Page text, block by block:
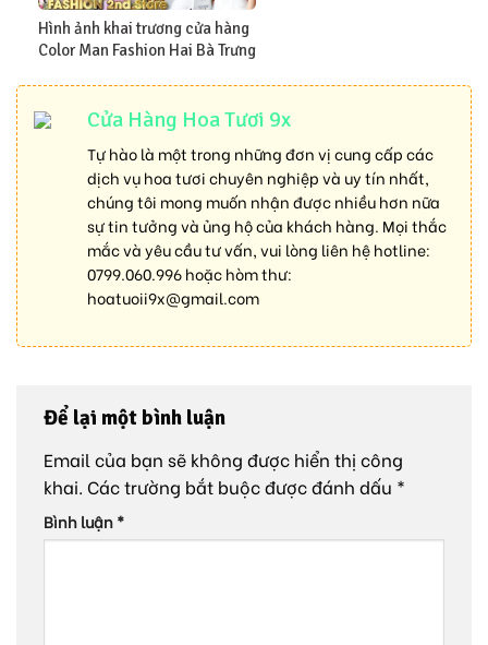
Hình ảnh khai trương cửa hàng
Color Man Fashion Hai Bà Trưng
Cửa Hàng Hoa Tươi 9x
Tự hào là một trong những đơn vị cung cấp các
dịch vụ hoa tươi chuyên nghiệp và uy tín nhất,
chúng tôi mong muốn nhận được nhiều hơn nữa
sự tin tưởng và ủng hộ của khách hàng. Mọi thắc
mắc và yêu cầu tư vấn, vui lòng liên hệ hotline:
0799.060.996hoặc hòm thư:
hoatuoii9x@gmail.com
Để lại một bình luận
Email của bạn sẽ không được hiển thị công
khai. Các trường bắt buộc được đánh dấu *
Bình luận*